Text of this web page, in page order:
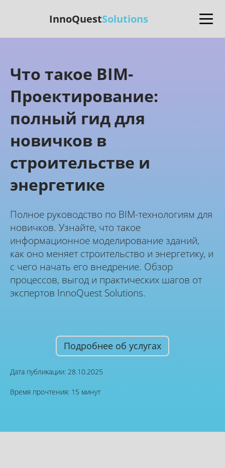
InnoQuestSolutions
Что такое BIM-
Проектирование:
полный гид для
новичков в
строительстве и
энергетике
Полное руководство по BIM-технологиям для
новичков. Узнайте, что такое
информационное моделирование зданий,
как оно меняет строительство и энергетику, и
с чего начать его внедрение. Обзор
процессов, выгод и практических шагов от
экспертов InnoQuest Solutions.
Подробнее об услугах
Дата публикации: 28.10.2025
Время прочтения: 15 минут